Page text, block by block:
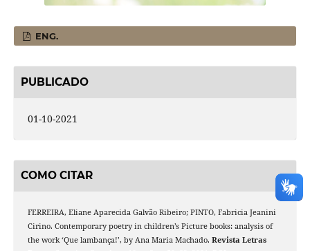
ENG.
PUBLICADO
01-10-2021
COMO CITAR
FERREIRA, Eliane Aparecida Galvão Ribeiro; PINTO, Fabricia Jeanini
Cirino. Contemporary poetry in children’s Picture books: analysis of
the work ‘Que lambança!’, by Ana Maria Machado. Revista Letras